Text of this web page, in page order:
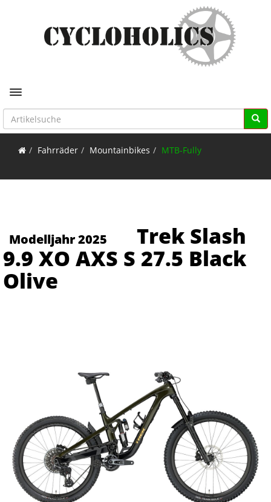
Toggle navigation
Fahrräder Mountainbikes MTB-Fully
Modelljahr 2025
Trek Slash
9.9 XO AXS S 27.5 Black
Olive